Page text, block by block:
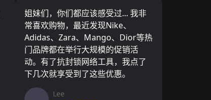
姐妹们，你们都应该感受过... 我非
常喜欢购物，最近发现Nike、
Adidas、Zara、Mango、Dior等热
门品牌都在举行大规模的促销活
动。有了抗封锁网络工具，我点了
下几次就享受到了这些优惠。
Lee